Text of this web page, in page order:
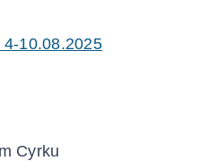
10.08.2025
Cyrku